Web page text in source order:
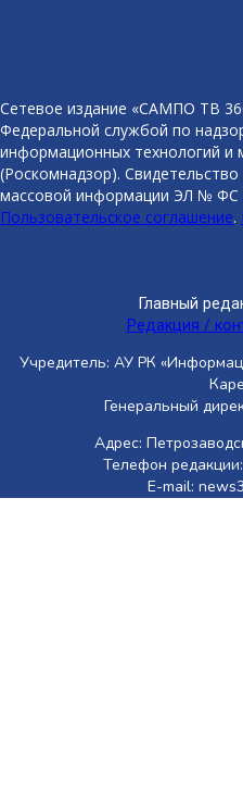
Сетевое издание «САМПО ТВ
Федеральной службой по
информационных технологий и
(Роскомнадзор). Свидетельство
массовой информации ЭЛ № ФС
Пользовательское соглашение.
Главный
Редакция /
Учредитель: АУ РК
Генеральный
Адрес:
Телефон
E-mail: